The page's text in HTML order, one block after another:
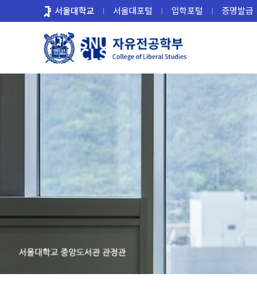
로
서울대학교 서울대포털 입학포털 증명발급